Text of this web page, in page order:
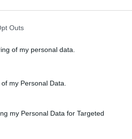
Outs
of my personal data.
my Personal Data.
my Personal Data for Targeted